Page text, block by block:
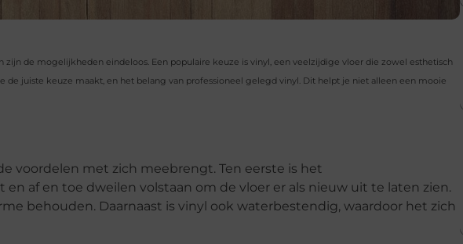
de mogelijkheden eindeloos. Een populaire keuze is vinyl, een veelzijdige vloer die zowel esthetisch
de juiste keuze maakt, en het belang van professioneel gelegd vinyl. Dit helpt je niet alleen een mooie
voordelen met zich meebrengt. Ten eerste is het
af en toe dweilen volstaan om de vloer er als nieuw uit te laten zien.
behouden. Daarnaast is vinyl ook waterbestendig, waardoor het zich